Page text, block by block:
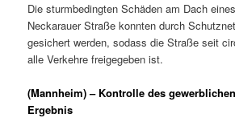
Die sturmbedingten Schäden am Dach
Neckarauer Straße konnten durch
gesichert werden, sodass die Straße seit
alle Verkehre freigegeben ist.
(Mannheim) – Kontrolle des
Ergebnis